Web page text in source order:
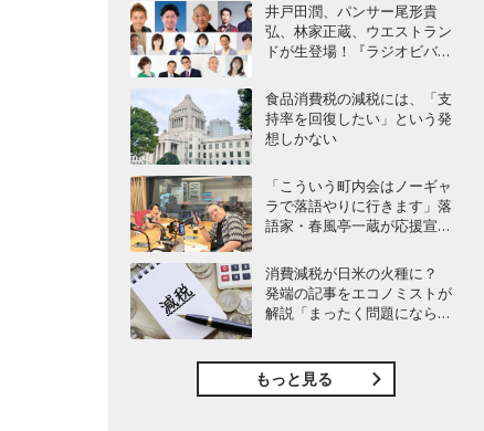
井戸田潤、パンサー尾形貴
弘、林家正蔵、ウエストラン
ドが生登場！『ラジオビバリ
食品消費税の減税には、「支
持率を回復したい」という発
想しかない
「こういう町内会はノーギャ
ラで落語やりに行きます」落
語家・春風亭一蔵が応援宣
消費減税が日米の火種に？
発端の記事をエコノミストが
解説「まったく問題にならな
もっと見る